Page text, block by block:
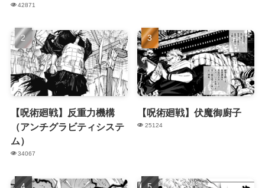
42871
【呪術廻戦】反重力機構
（アンチグラビティシステ
ム）
34067
【呪術廻戦】伏魔御廚子
25124